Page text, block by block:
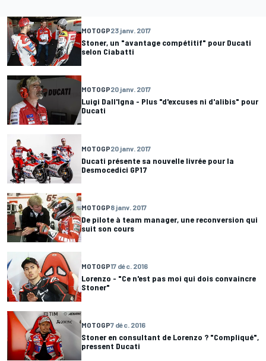
MOTOGP23 janv. 2017
Stoner, un "avantage compétitif" pour Ducati
selon Ciabatti
MOTOGP20 janv. 2017
Luigi Dall'Igna - Plus "d'excuses ni d'alibis" pour
Ducati
MOTOGP20 janv. 2017
Ducati présente sa nouvelle livrée pour la
Desmocedici GP17
MOTOGP8 janv. 2017
De pilote à team manager, une reconversion qui
suit son cours
MOTOGP17 déc. 2016
Lorenzo - "Ce n'est pas moi qui dois convaincre
Stoner"
MOTOGP7 déc. 2016
Stoner en consultant de Lorenzo ? "Compliqué",
pressent Ducati